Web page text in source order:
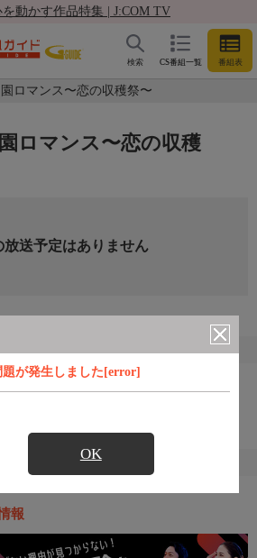
動かす作品特集 | J:COM TV
CS番組一覧 番組表
検索
ロマンス〜恋の収穫祭〜
題が発生しました[error]
OK
ロマンス〜恋の収穫
放送予定はありません
め番組
報